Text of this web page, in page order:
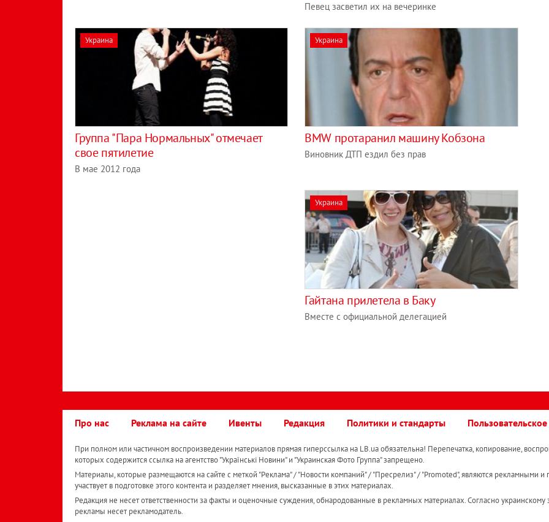
Певец засветил их на вечеринке
Украина
Группа "Пара Нормальных" отмечает
свое пятилетие
В мае 2012 года
Украина
BMW протаранил машину Кобзона
Виновник ДТП ездил без прав
Украина
Гайтана прилетела в Баку
Вместе с официальной делегацией
Про нас Реклама на сайте Ивенты Редакция Политики и стандарты
При полном или частичном воспроизведении материалов прямая гиперссылка на LB.ua обязательна! Перепечатка, копирование,
которых содержится ссылка на агентство "Українськi Новини" и "Украинская Фото Группа" запрещено.
Материалы, которые размещаются на сайте с меткой "Реклама" / "Новости компаний" / "Пресрелиз" / "Promoted", являются рекламными и
участвует в подготовке этого контента и разделяет мнения, высказанные в этих материалах.
Редакция не несет ответственности за факты и оценочные суждения, обнародованные в рекламных материалах. Согласно украинскому
рекламы несет рекламодатель.